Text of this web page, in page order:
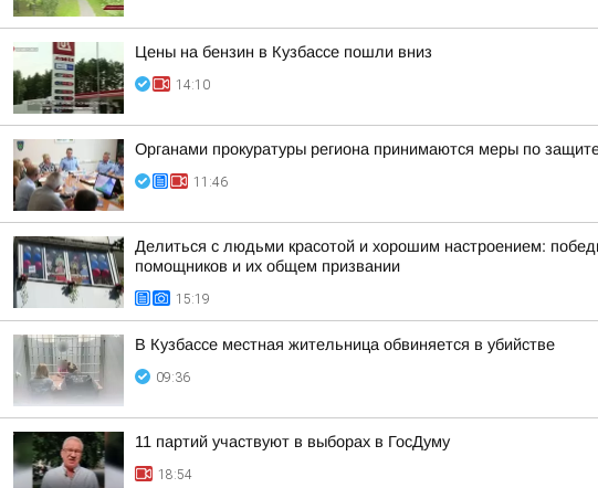
Цены на бензин в Кузбассе пошли вниз
14:10
Органами прокуратуры региона принимаются меры по
11:46
Делиться с людьми красотой и хорошим настроением:
помощников и их общем призвании
15:19
В Кузбассе местная жительница обвиняется в убийстве
09:36
11 партий участвуют в выборах в ГосДуму
18:54